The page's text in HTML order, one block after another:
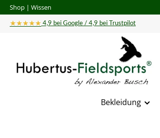
Hauptinhalt springen
Zur Suche springen
Zur Hauptnavigation springen
Shop | Wissen
★★★★★ 4,9 bei Google / 4,9 bei Trustpilot
Bekleidung